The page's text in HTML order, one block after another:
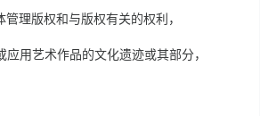
理版权和与版权有关的权利，
用艺术作品的文化遗迹或其部分，